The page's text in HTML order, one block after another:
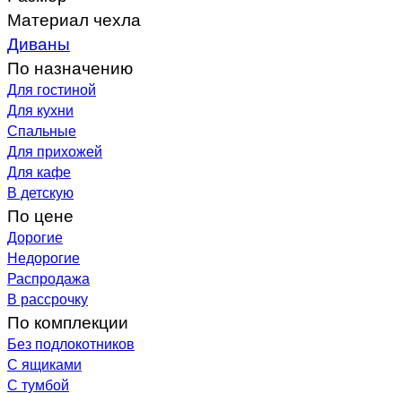
Материал чехла
Диваны
По назначению
Для гостиной
Для кухни
Спальные
Для прихожей
Для кафе
В детскую
По цене
Дорогие
Недорогие
Распродажа
В рассрочку
По комплекции
Без подлокотников
С ящиками
С тумбой